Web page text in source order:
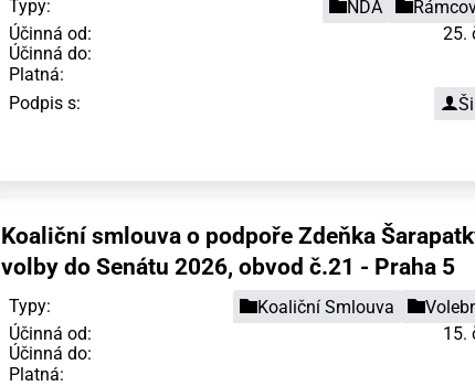
Typy: NDA
Účinná od:
25.
Účinná do:
Platná:
Podpis s:
Koaliční smlouva o podpoře Zdeňka
volby do Senátu 2026, obvod č.21 - Praha 5
Typy: Koaliční Smlouva
Účinná od:
15.
Účinná do:
Platná: